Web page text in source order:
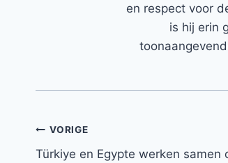
en respect voor
is hij erin
Bericht
VORIGE
Türkiye en Egypte werken samen